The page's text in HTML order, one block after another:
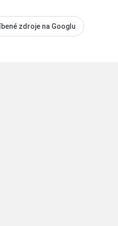
zdroje na Googlu